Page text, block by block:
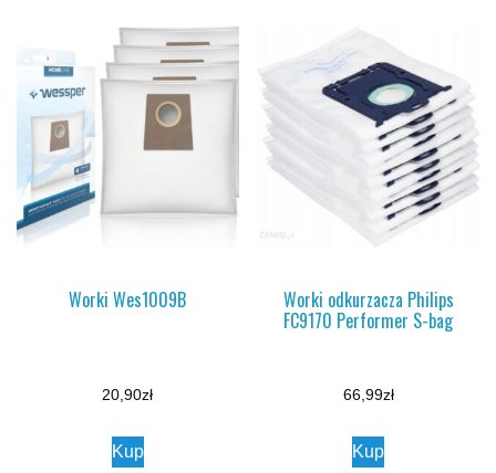
Worki Wes1009B
20,90zł
Kup
Worki odkurzacza Philips
FC9170 Performer S-bag
66,99zł
Kup